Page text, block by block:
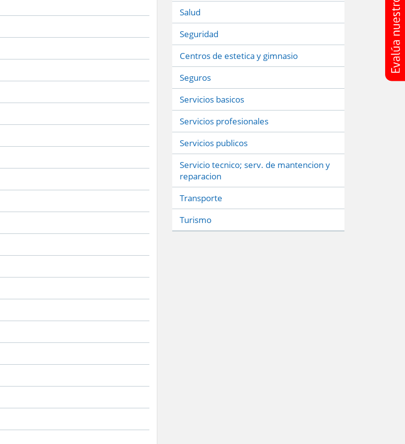
Salud
Seguridad
Centros de estetica y gimnasio
Seguros
Servicios basicos
Servicios profesionales
Servicios publicos
Servicio tecnico; serv. de mantencion y
reparacion
Transporte
Turismo